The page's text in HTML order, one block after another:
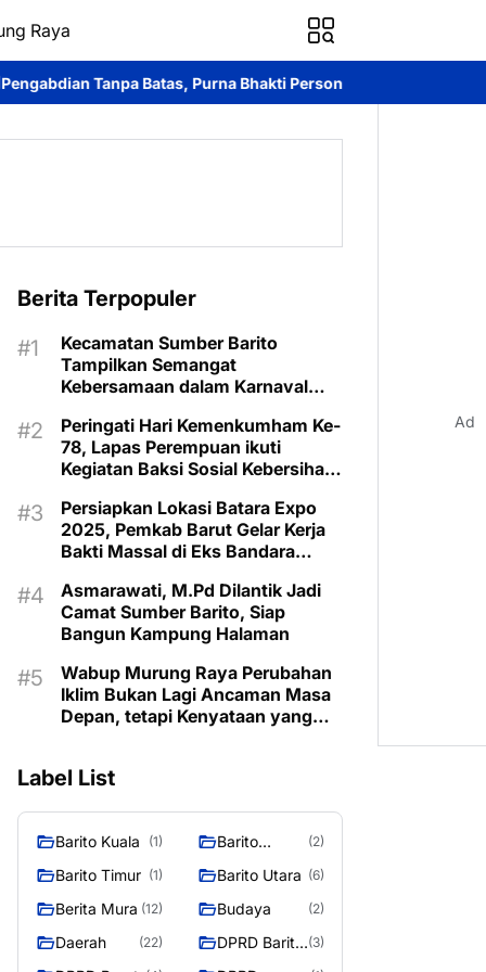
Raya
Purna Bhakti Personel SPN Polda Kalteng. Ditpolairud Polda
Berita Terpopuler
Kecamatan Sumber Barito
Tampilkan Semangat
Kebersamaan dalam Karnaval
Peringati Hari Kemenkumham Ke-
78, Lapas Perempuan ikuti
Kegiatan Baksi Sosial Kebersihan
Persiapkan Lokasi Batara Expo
2025, Pemkab Barut Gelar Kerja
Bakti Massal di Eks Bandara
Asmarawati, M.Pd Dilantik Jadi
Camat Sumber Barito, Siap
Bangun Kampung Halaman
Wabup Murung Raya Perubahan
Iklim Bukan Lagi Ancaman Masa
Depan, tetapi Kenyataan yang
Label List
Barito Kuala (1)
Barito
(2)
Barito Timur (1) Barito Utara (6)
Berita Mura (12) Budaya (2)
Daerah (22)
DPRD Barito (3)
Ad